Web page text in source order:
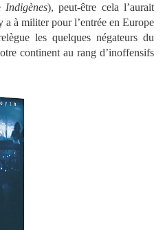
Indigènes), peut-être cela l’aurait
à militer pour l’entrée en Europe
les quelques négateurs du
continent au rang d’inoffensifs